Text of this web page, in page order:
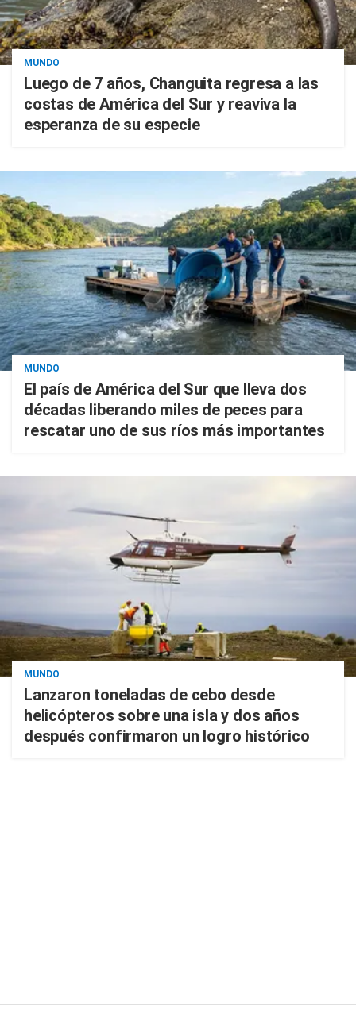
MUNDO
Luego de 7 años, Changuita regresa a las
costas de América del Sur y reaviva la
esperanza de su especie
MUNDO
El país de América del Sur que lleva dos
décadas liberando miles de peces para
rescatar uno de sus ríos más importantes
MUNDO
Lanzaron toneladas de cebo desde
helicópteros sobre una isla y dos años
después confirmaron un logro histórico